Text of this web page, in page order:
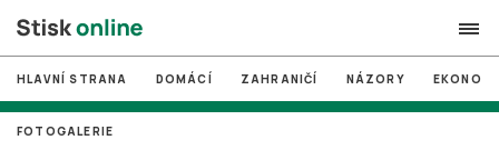
search
# MUNI
HLAVNÍ STRANA DOMÁCÍ ZAHRANIČÍ NÁZORY
FOTOGALERIE